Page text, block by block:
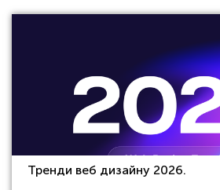
Тренди веб дизайну 2026.